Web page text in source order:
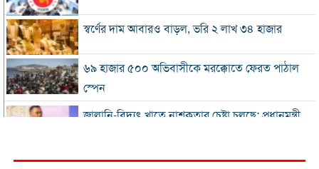
স্বর্ণের দাম আবারও বাড়ল, ভরি ২ লাখ ৩৪ হাজার
৬৯ হাজার ৫০০ অভিবাসীকে মরক্কোতে ফেরত পাঠাল
স্পেন
জ্বালানি-বিদ্যুৎ খাতে নাশকতার চেষ্টা চলছে: প্রধানমন্ত্রী